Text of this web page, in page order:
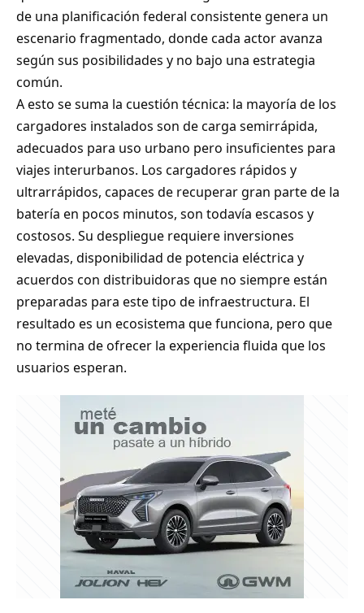
de una planificación federal consistente genera un
escenario fragmentado, donde cada actor avanza
según sus posibilidades y no bajo una estrategia
común.
A esto se suma la cuestión técnica: la mayoría de los
cargadores instalados son de carga semirrápida,
adecuados para uso urbano pero insuficientes para
viajes interurbanos. Los cargadores rápidos y
ultrarrápidos, capaces de recuperar gran parte de la
batería en pocos minutos, son todavía escasos y
costosos. Su despliegue requiere inversiones
elevadas, disponibilidad de potencia eléctrica y
acuerdos con distribuidoras que no siempre están
preparadas para este tipo de infraestructura. El
resultado es un ecosistema que funciona, pero que
no termina de ofrecer la experiencia fluida que los
usuarios esperan.